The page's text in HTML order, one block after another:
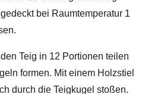
bei Raumtemperatur 1
Teig in 12 Portionen teilen
formen. Mit einem Holzstiel
durch die Teigkugel stoßen.